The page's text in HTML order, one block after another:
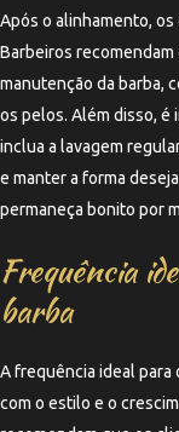
Após o alinhamento,
Barbeiros
manutenção da barba,
os pelos. Além disso, é
inclua a lavagem
e manter a forma
permaneça bonito por
Frequência
barba
A frequência ideal para
com o estilo e o